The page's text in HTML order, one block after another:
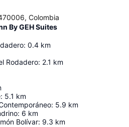
Colombia
By GEH Suites
: 0.4 km
Rodadero: 2.1 km
: 5.1 km
: 5.9 km
: 6 km
Bolívar: 9.3 km